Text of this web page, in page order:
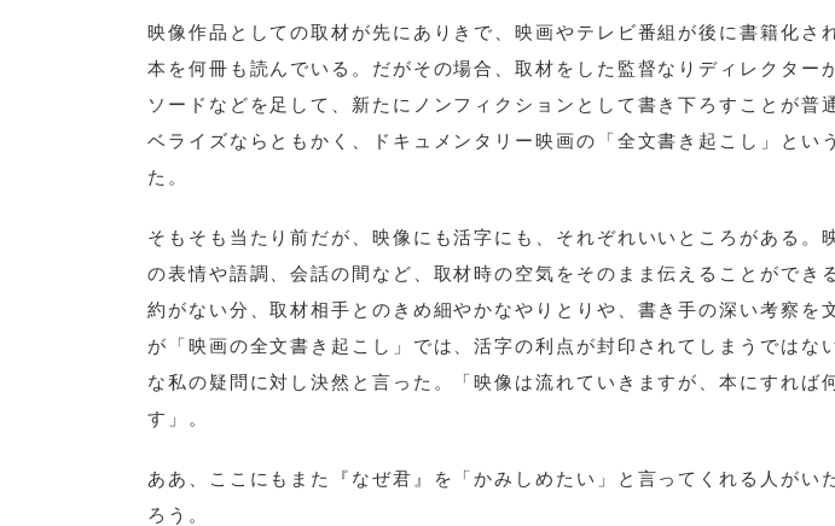
映像作品としての取材が先にありきで、映画やテレビ番組が後に書籍化さ
本を何冊も読んでいる。だがその場合、取材をした監督なりディレクター
ソードなどを足して、新たにノンフィクションとして書き下ろすことが普
ベライズならともかく、ドキュメンタリー映画の「全文書き起こし」とい
た。
そもそも当たり前だが、映像にも活字にも、それぞれいいところがある。
の表情や語調、会話の間など、取材時の空気をそのまま伝えることができ
約がない分、取材相手とのきめ細やかなやりとりや、書き手の深い考察を
が「映画の全文書き起こし」では、活字の利点が封印されてしまうではな
な私の疑問に対し決然と言った。「映像は流れていきますが、本にすれば
す」。
ああ、ここにもまた『なぜ君』を「かみしめたい」と言ってくれる人がい
ろう。